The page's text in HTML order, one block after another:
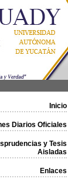
Inicio
Diarios Oficiales
y Tesis
Aisladas
Enlaces